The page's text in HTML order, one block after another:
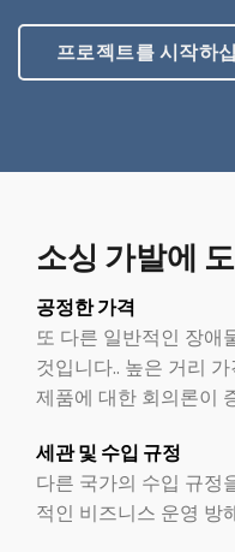
프로젝트를 시작하
소싱 가발에
공정한 가격
또 다른 일반적인 장애
것입니다.. 높은 거리
제품에 대한 회의론이
세관 및 수입 규정
다른 국가의 수입 규정
적인 비즈니스 운영 방